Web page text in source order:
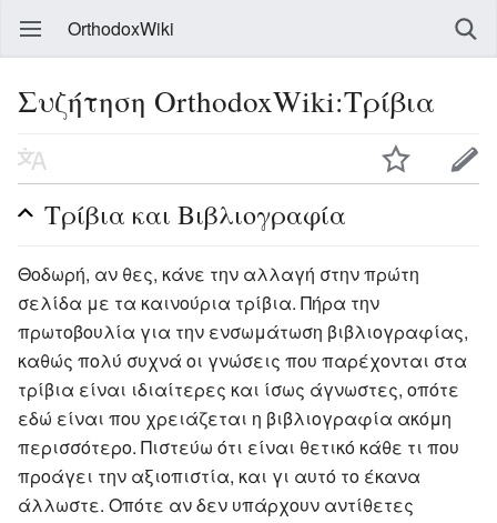
OrthodoxWiki
Συζήτηση OrthodoxWiki:Τρίβια
Τρίβια και Βιβλιογραφία
Θοδωρή, αν θες, κάνε την αλλαγή στην πρώτη
σελίδα με τα καινούρια τρίβια. Πήρα την
πρωτοβουλία για την ενσωμάτωση βιβλιογραφίας,
καθώς πολύ συχνά οι γνώσεις που παρέχονται στα
τρίβια είναι ιδιαίτερες και ίσως άγνωστες, οπότε
εδώ είναι που χρειάζεται η βιβλιογραφία ακόμη
περισσότερο. Πιστεύω ότι είναι θετικό κάθε τι που
προάγει την αξιοπιστία, και γι αυτό το έκανα
άλλωστε. Οπότε αν δεν υπάρχουν αντίθετες